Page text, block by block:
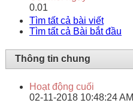
0.01
Tìm tất cả bài viết
Tìm tất cả Bài bắt đầu
Thông tin chung
Hoạt động cuối
02-11-2018 10:48:24 AM